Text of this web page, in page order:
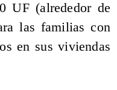
UF (alrededor de
las familias con
en sus viviendas